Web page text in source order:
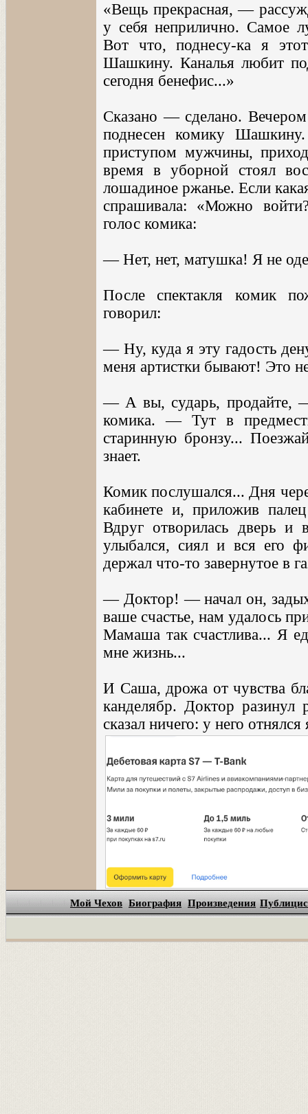
«Вещь прекрасная, —
у себя неприлично. Самое
Вот что, поднесу-ка я
Шашкину. Каналья любит
сегодня бенефис...»
Сказано — сделано.
поднесен комику
приступом мужчины,
время в уборной стоял
лошадиное ржанье. Если
спрашивала: «Можно
голос комика:
— Нет, нет, матушка! Я не
После спектакля комик
говорил:
— Ну, куда я эту гадость
меня артистки бывают! Это
— А вы, сударь, продайте, —
комика. — Тут в
старинную бронзу...
знает.
Комик послушался... Дня
кабинете и, приложив
Вдруг отворилась дверь
улыбался, сиял и вся его
держал что-то завернутое в
— Доктор! — начал он,
ваше счастье, нам удалось
Мамаша так счастлива... Я
мне жизнь...
И Саша, дрожа от чувства
канделябр. Доктор разинул
сказал ничего: у него
Мой Чехов Биография Произведения